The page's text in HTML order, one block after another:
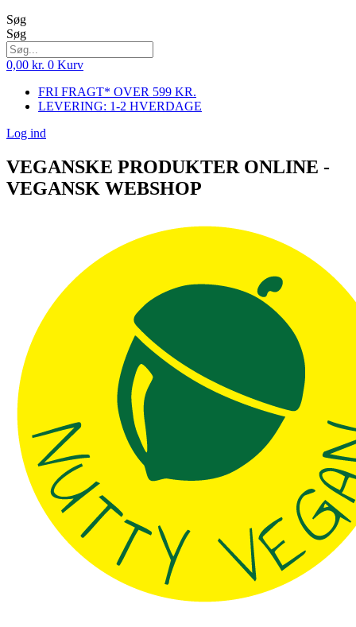
Søg
Søg
0,00 kr. 0 Kurv
FRI FRAGT* OVER 599 KR.
LEVERING: 1-2 HVERDAGE
Log ind
VEGANSKE PRODUKTER ONLINE -
VEGANSK WEBSHOP